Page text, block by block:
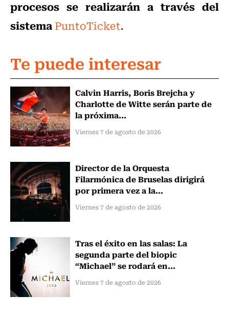
procesos se realizarán a través del
sistemaPuntoTicket.
Te puede interesar
Calvin Harris, Boris Brejcha y
Charlotte de Witte serán parte de
la próxima...
Viernes 7 de agosto de 2026
Director de la Orquesta
Filarmónica de Bruselas dirigirá
por primera vez a la...
Viernes 7 de agosto de 2026
Tras el éxito en las salas: La
segunda parte del biopic
“Michael” se rodará en...
Viernes 7 de agosto de 2026